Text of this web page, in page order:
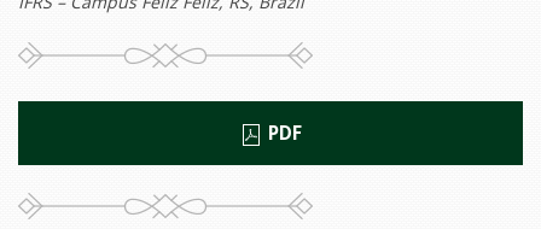
PDF